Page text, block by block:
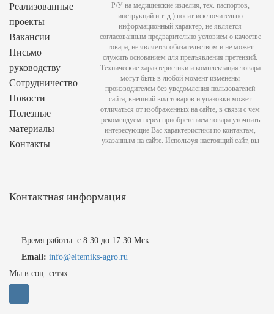
Реализованные
проекты
Вакансии
Письмо
руководству
Сотрудничество
Новости
Полезные
материалы
Контакты
Контактная информация
Время работы: с 8.30 до 17.30 Мск
Email: info@eltemiks-agro.ru
Мы в соц. сетях:
Р/У на медицинские изделия, тех. паспортов,
инструкций и т. д.) носит исключительно
информационный характер, не является
согласованным предварительно условием о качестве
товара, не является обязательством и не может
служить основанием для предъявления претензий.
Технические характеристики и комплектация товара
могут быть в любой момент изменены
производителем без уведомления пользователей
сайта, внешний вид товаров и упаковки может
отличаться от изображенных на сайте, в связи с чем
рекомендуем перед приобретением товара уточнить
интересующие Вас характеристики по контактам,
указанным на сайте. Используя настоящий сайт, вы